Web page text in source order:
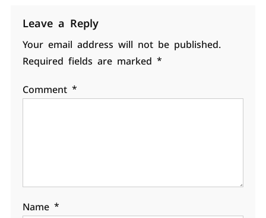
Leave a Reply
Your email address will not be published.
Required fields are marked *
Comment *
Name *